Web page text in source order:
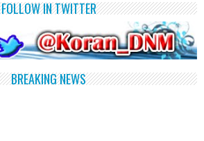
FOLLOW IN TWITTER
BREAKING NEWS